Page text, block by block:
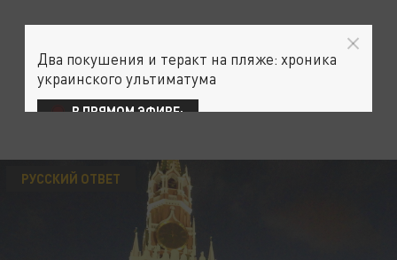
РУССКИЙ ОТВЕТ
Два покушения и теракт на пляже: хроника
украинского ультиматума
В ПРЯМОМ ЭФИРЕ: